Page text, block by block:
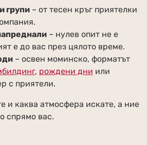
групи – от тесен кръг приятелки
– нулев опит не е
е до вас през цялото време.
– освен моминско, форматът
, рождени дни или
с приятели.
и каква атмосфера искате, а ние
спрямо вас.